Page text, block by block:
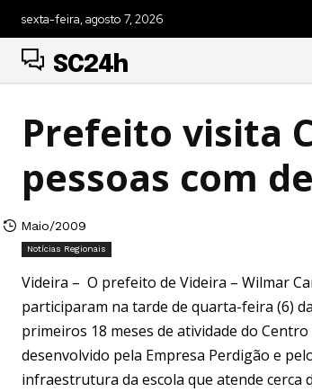
sexta-feira, agosto 7, 2026
SC24h
Prefeito visita
pessoas com
Maio/2009
Notícias Regionais
Videira – O prefeito de Videira – Wilmar
participaram na tarde de quarta-feira (6)
primeiros 18 meses de atividade do
desenvolvido pela Empresa Perdigão e
infraestrutura da escola que atende cerca